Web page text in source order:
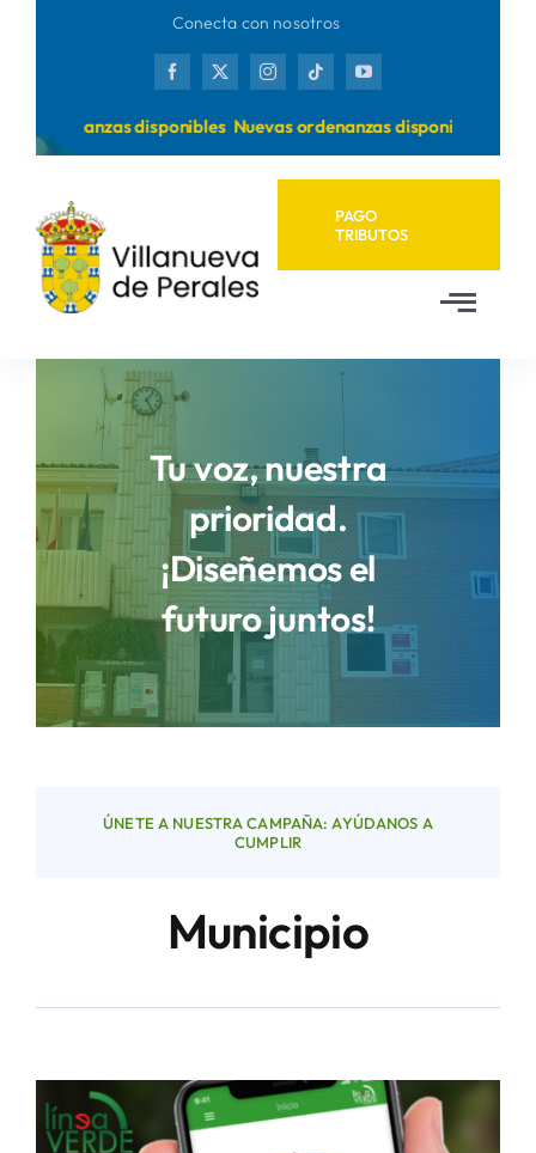
Conecta con nosotros
ordenanzas disponibles Nuevas ordenanzas disponibles
PAGO
TRIBUTOS
Ayuntamiento
Municipio
Áreas
Sede Electrónica
Buscar:
Tu voz, nuestra
prioridad.
¡Diseñemos el
futuro juntos!
ÚNETE A NUESTRA CAMPAÑA: AYÚDANOS A
CUMPLIR
Municipio